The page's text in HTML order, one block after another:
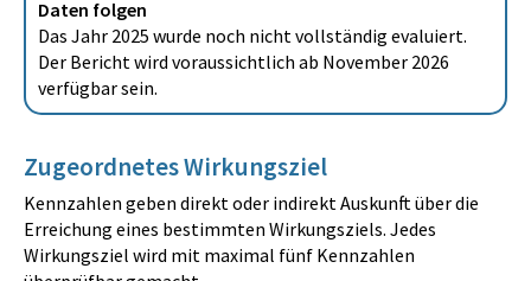
Daten folgen
Das Jahr 2025 wurde noch nicht vollständig evaluiert.
Der Bericht wird voraussichtlich ab November 2026
verfügbar sein.
Zugeordnetes Wirkungsziel
Kennzahlen geben direkt oder indirekt Auskunft über die
Erreichung eines bestimmten Wirkungsziels. Jedes
Wirkungsziel wird mit maximal fünf Kennzahlen